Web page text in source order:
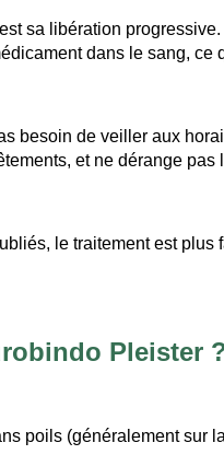
sa libération
dans le sang, ce
besoin de veiller aux
et ne dérange pas
le traitement est plus
Pleister
poils (généralement sur